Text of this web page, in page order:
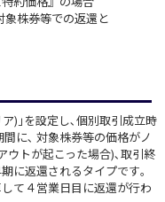
象株券等での返還と
)｣を設定し､個別取引成立時
に､ 対象株券等の価格がノ
ウトが起こった場合)､取引終
に返還されるタイプです｡
て４営業日目に返還が行わ